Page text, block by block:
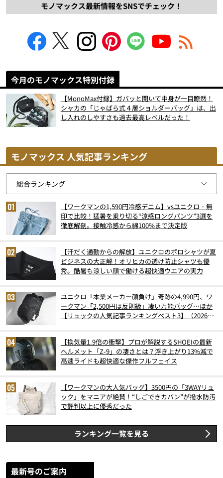
モノマックス最新情報をSNSでチェック！
今月のモノマックス特別付録
【MonoMax付録】ガバッと開いて中身が一目瞭然！
シャカの「じゃばら式４層ショルダーバッグ」は、出
し入れのしやすさも過去最高レベルだった！
モノマックス 人気記事ランキング
【ワークマンの1,590円冷感デニム】vsユニクロ・無
印で比較！猛暑を乗り切る“涼感ロングパンツ”3選を
徹底解剖。接触冷感から綿100%まで決定版
【汗だく通勤からの解放】ユニクロのポロシャツが夏
ビジネスの大正解！オリヒカの透け防止シャツも優
秀。酷暑も涼しい顔で働ける超快適ウエアの実力
ユニクロ「本業メーカー顔負け」奇跡の4,990円、ワ
ークマン「2,500円は反則級」凄い万能バッグ…ほか
【リュックの人気記事ランキングベスト3】（2026年
【換気量1.9倍の衝撃】プロが解説するSHOEIの最新
ヘルメット「Z-9」の凄さとは？浮き上がり13%減で
高速ライドも超快適な傑作フルフェイス
【ワークマンの大人気バッグ】3500円の「3WAYリュ
ック」をマニアが絶賛！“しごできカバン”が撥水防汚
で評判以上に優秀だった
ランキング一覧を見る
最新号のご案内